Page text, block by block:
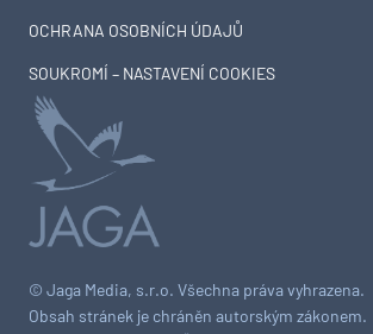
© Jaga Media, s.r.o. Všechna práva vyhrazena.
Obsah stránek je chráněn autorským zákonem.
OCHRANA OSOBNÍCH ÚDAJŮ
SOUKROMÍ – NASTAVENÍ COOKIES